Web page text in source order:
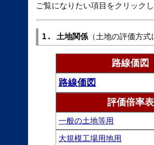
ご覧になりたい項目をクリック
1. 土地関係 （土地の評価方
路線価図
路線価図
評価倍率表
一般の土地等用
大規模工場用地用